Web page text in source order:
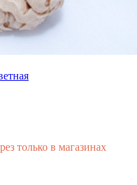
только в магазинах